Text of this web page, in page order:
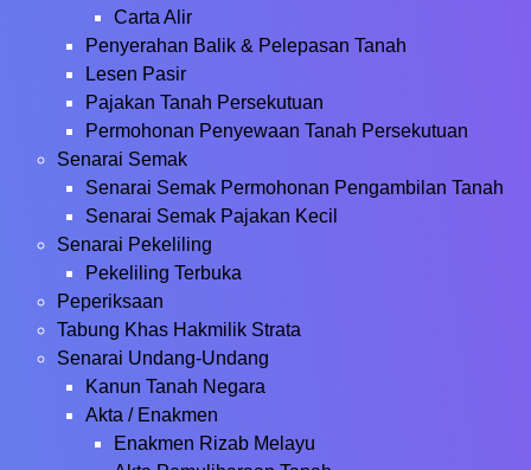
Carta Alir
Penyerahan Balik & Pelepasan Tanah
Lesen Pasir
Pajakan Tanah Persekutuan
Permohonan Penyewaan Tanah Persekutuan
Senarai Semak
Senarai Semak Permohonan Pengambilan Tanah
Senarai Semak Pajakan Kecil
Senarai Pekeliling
Pekeliling Terbuka
Peperiksaan
Tabung Khas Hakmilik Strata
Senarai Undang-Undang
Kanun Tanah Negara
Akta / Enakmen
Enakmen Rizab Melayu